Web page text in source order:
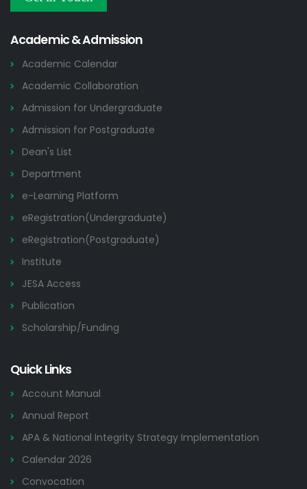
Research and Academic Committee এর নোটিশ
Academic & Admission
Academic Calendar
Academic Collaboration
Admission for Undergraduate
Admission for Postgraduate
Dean's List
Department
e-Learning Platform
eRegistration(Undergraduate)
eRegistration(Postgraduate)
Institute
JESA Access
Publication
Scholarship/Funding
Quick Links
Account Manual
Annual Report
APA & National Integrity Strategy Implementation
Calendar 2026
Convocation